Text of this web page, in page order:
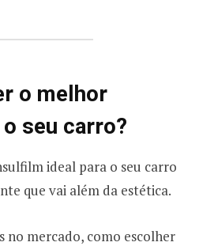
o melhor
seu carro?
ideal para o seu carro
que vai além da estética.
no mercado, como escolher